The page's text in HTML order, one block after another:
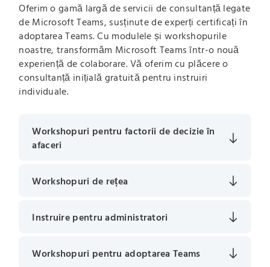
Oferim o gamă largă de servicii de consultanță legate
de Microsoft Teams, susținute de experți certificați în
adoptarea Teams. Cu modulele și workshopurile
noastre, transformăm Microsoft Teams într-o nouă
experiență de colaborare. Vă oferim cu plăcere o
consultanță inițială gratuită pentru instruiri
individuale.
Workshopuri pentru factorii de decizie în
afaceri
Workshopuri de rețea
Instruire pentru administratori
Workshopuri pentru adoptarea Teams